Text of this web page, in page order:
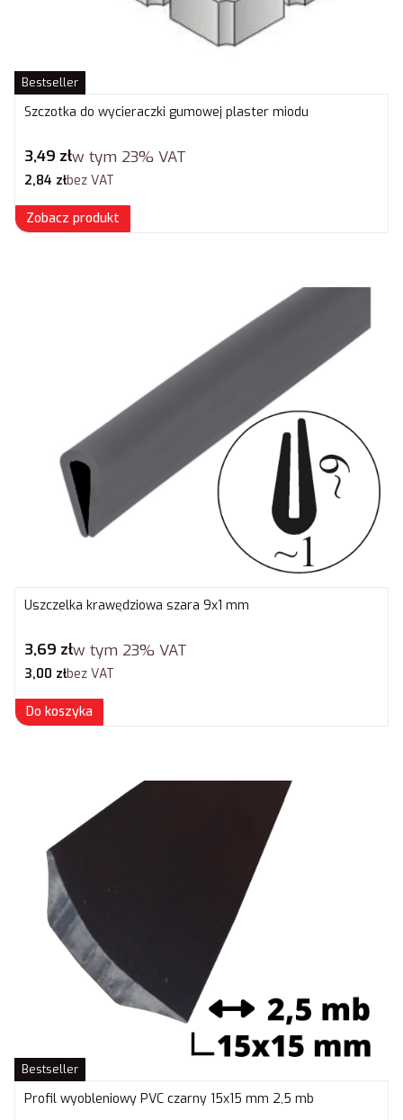
Bestseller
Szczotka do wycieraczki gumowej plaster miodu
Cena brutto
3,49 złw tym 23% VAT
Cena netto
2,84 złbez VAT
Zobacz produkt
Uszczelka krawędziowa szara 9x1 mm
Cena brutto
3,69 złw tym 23% VAT
Cena netto
3,00 złbez VAT
Do koszyka
Bestseller
Profil wyobleniowy PVC czarny 15x15 mm 2,5 mb